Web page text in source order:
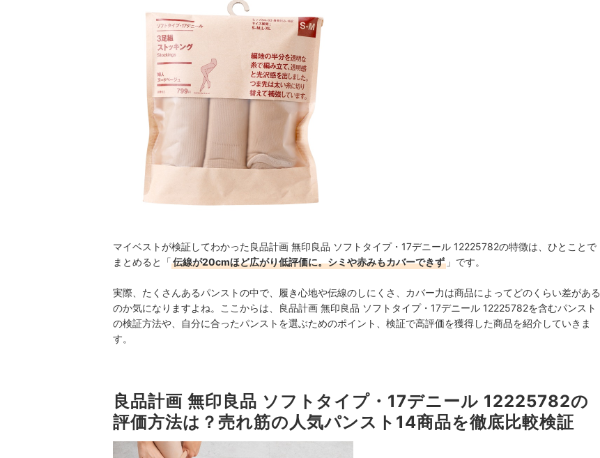
マイベストが検証してわかった良品計画 無印良品 ソフトタイプ・17デニール 12225782の特徴は、ひとことで
まとめると「伝線が20cmほど広がり低評価に。シミや赤みもカバーできず 」です。
実際、たくさんあるパンストの中で、履き心地や伝線のしにくさ、カバー力は商品によってどのくらい差がある
のか気になりますよね。ここからは、良品計画 無印良品 ソフトタイプ・17デニール 12225782を含むパンスト
の検証方法や、自分に合ったパンストを選ぶためのポイント、検証で高評価を獲得した商品を紹介していきま
す。
良品計画 無印良品 ソフトタイプ・17デニール 12225782の
評価方法は？売れ筋の人気パンスト14商品を徹底比較検証